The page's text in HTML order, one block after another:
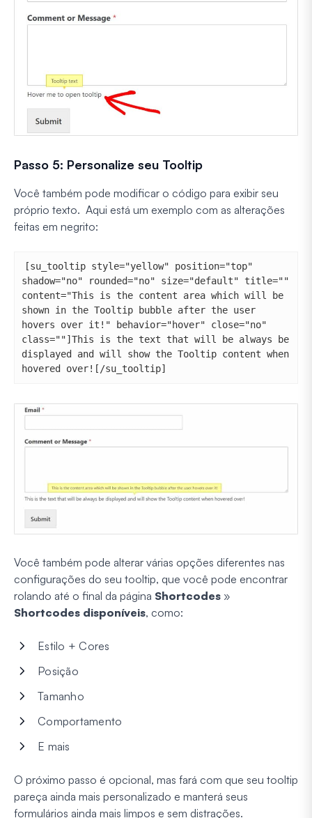
Passo 5: Personalize seu Tooltip
Você também pode modificar o código para exibir seu
próprio texto. Aqui está um exemplo com as alterações
feitas em negrito:
[su_tooltip style="yellow" position="top"
shadow="no" rounded="no" size="default" title=""
content="This is the content area which will be
shown in the Tooltip bubble after the user
hovers over it!" behavior="hover" close="no"
class=""]This is the text that will be always be
displayed and will show the Tooltip content when
hovered over![/su_tooltip]
Você também pode alterar várias opções diferentes nas
configurações do seu tooltip, que você pode encontrar
rolando até o final da página Shortcodes »
Shortcodes disponíveis, como:
Estilo + Cores
Posição
Tamanho
Comportamento
E mais
O próximo passo é opcional, mas fará com que seu tooltip
pareça ainda mais personalizado e manterá seus
formulários ainda mais limpos e sem distrações.